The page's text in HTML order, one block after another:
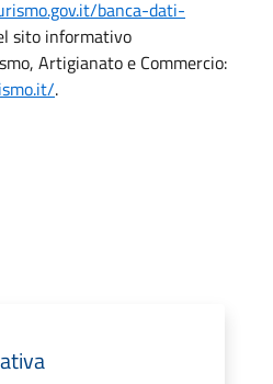
banca-dati-
sito informativo
Artigianato e Commercio:
.